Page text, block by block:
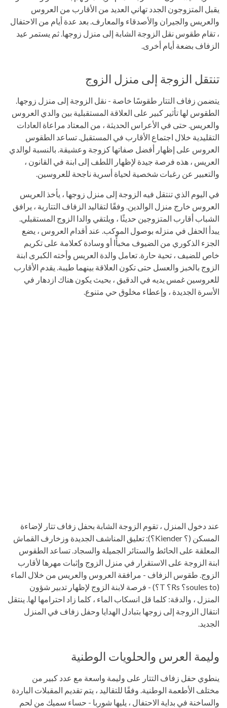
يقبل المتزوجون الجدد تهاني العديد من الأقارب من العروس
والعريس والجيران والأصدقاء والمعارف. بعد عدة أيام من الاحتفال
، تقام طقوس نقل الزوجة الشابة إلى منزل زوجها. ثم يستمر عيد
الزفاف بضعة أيام أخرى.
تنتقل الزوجة إلى منزل الزوج
يتضمن زفاف التتار طقوسًا خاصة - نقل الزوجة إلى منزل زوجها.
الطقوس لها تأثير كبير على العلاقة المستقبلية بين والدي العروس
والعريس. حتى في الأعراس الحديثة ، من المعتاد مراعاة العادات
التقليدية خلال اجتماع الأقارب في المستقبل. تساعد الطقوس
العروس على إظهار أفضل صفاتها كزوجة وعشيقة. بالنسبة لوالدي
العريس ، هذه فرصة جيدة لإظهار اللطف إلى ابنة في القانون ،
والتعبير عن رغبات شخصية لحياة أسرية ناجحة للعروسين.
في اليوم الذي تنتقل فيه الزوجة إلى منزل زوجها ، يأخذ العريس
العروس خارج منزل الوالدين. وفقًا لتقاليد الزفاف التتارية ، يرافق
الشباب أقارب المتزوجين حديثًا ، ويلتقي والدا الزوج المستقبلي.
يبدأ الحفل في منزله بوصول الموكب. عند أقدام العروس ، يضع
الجزء الذكوري من الضيوف مخبأًا أو وسادة كعلامة على تكريم
خاص للضيف ، تحية حارة. تعامل والدة العريس وأخته الكبرى ابنة
الزوج بالخبز والعسل حتى تكون العلاقة بينهما طيبة. يقدم الأقارب
للعروسين غمس يديه في الدقيق ، بحيث يكون هناك ازدهار في
الأسرة الجديدة ، وإعطاء مخلوق حي متنوع.
عند دخول المنزل ، تقوم الزوجة الشابة بحفل زفاف تتار لإضاءة
المسكن (؟ Kiender؟): تعليق المناشف الجديدة وزخارف القماش
المعلقة على الحائط والستائر الجميلة والسجاد. تساعد الطقوس
ابنة الزوجة على الاستقرار في منزل الزوج وإثبات مهرها لأقارب
الزوج. طقوس الزفاف - مرافقة العروس والعريس من خلال الماء
(soules to؟ Rs؟ T؟) - فرصة لابنة الزوج لإظهار تدبير شؤون
المنزل ، والدقة: كلما قل انسكاب الماء ، كلما زاد احترامها لها. ينتقل
انتقال الزوجة إلى زوجها بتبادل الهدايا وحفل زفاف في المنزل
الجديد.
وليمة العرس والحلويات الوطنية
ينطوي حفل زفاف التتار على وليمة واسعة مع عدد كبير من
مختلف الأطعمة الوطنية. وفقًا للتقاليد ، يتم تقديم المقبلات الباردة
والساخنة في بداية الاحتفال ، يليها شوربا - حساء سميك من لحم